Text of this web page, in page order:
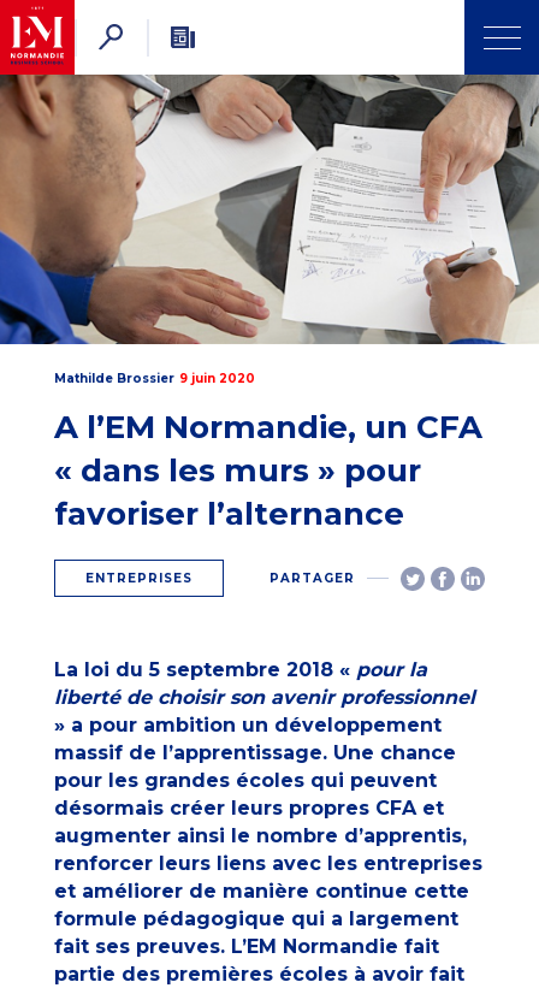
Mathilde Brossier 9 juin 2020
A l’EM Normandie, un CFA
« dans les murs » pour
favoriser l’alternance
ENTREPRISES PARTAGER
La loi du 5 septembre 2018 « pour la
liberté de choisir son avenir professionnel
» a pour ambition un développement
massif de l’apprentissage. Une chance
pour les grandes écoles qui peuvent
désormais créer leurs propres CFA et
augmenter ainsi le nombre d’apprentis,
renforcer leurs liens avec les entreprises
et améliorer de manière continue cette
formule pédagogique qui a largement
fait ses preuves. L’EM Normandie fait
partie des premières écoles à avoir fait